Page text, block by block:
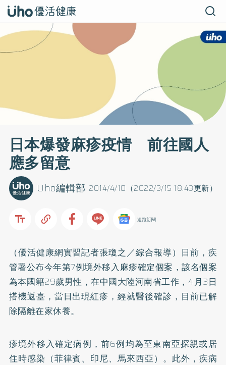
日本爆發麻疹疫情 前往國人
應多留意
2014/4/10（2022/3/15 18:43更新）
Uho編輯部
追蹤訂閱
（優活健康網實習記者張瓊之／綜合報導）日前，疾
管署公布今年第7例境外移入麻疹確定個案，該名個案
為本國籍29歲男性，在中國大陸河南省工作，4月3日
搭機返臺，當日出現紅疹，經就醫後確診，目前已解
除隔離在家休養。
疹境外移入確定病例，前6例均為至東南亞探親或居
住時感染（菲律賓、印尼、馬來西亞）。此外，疾病